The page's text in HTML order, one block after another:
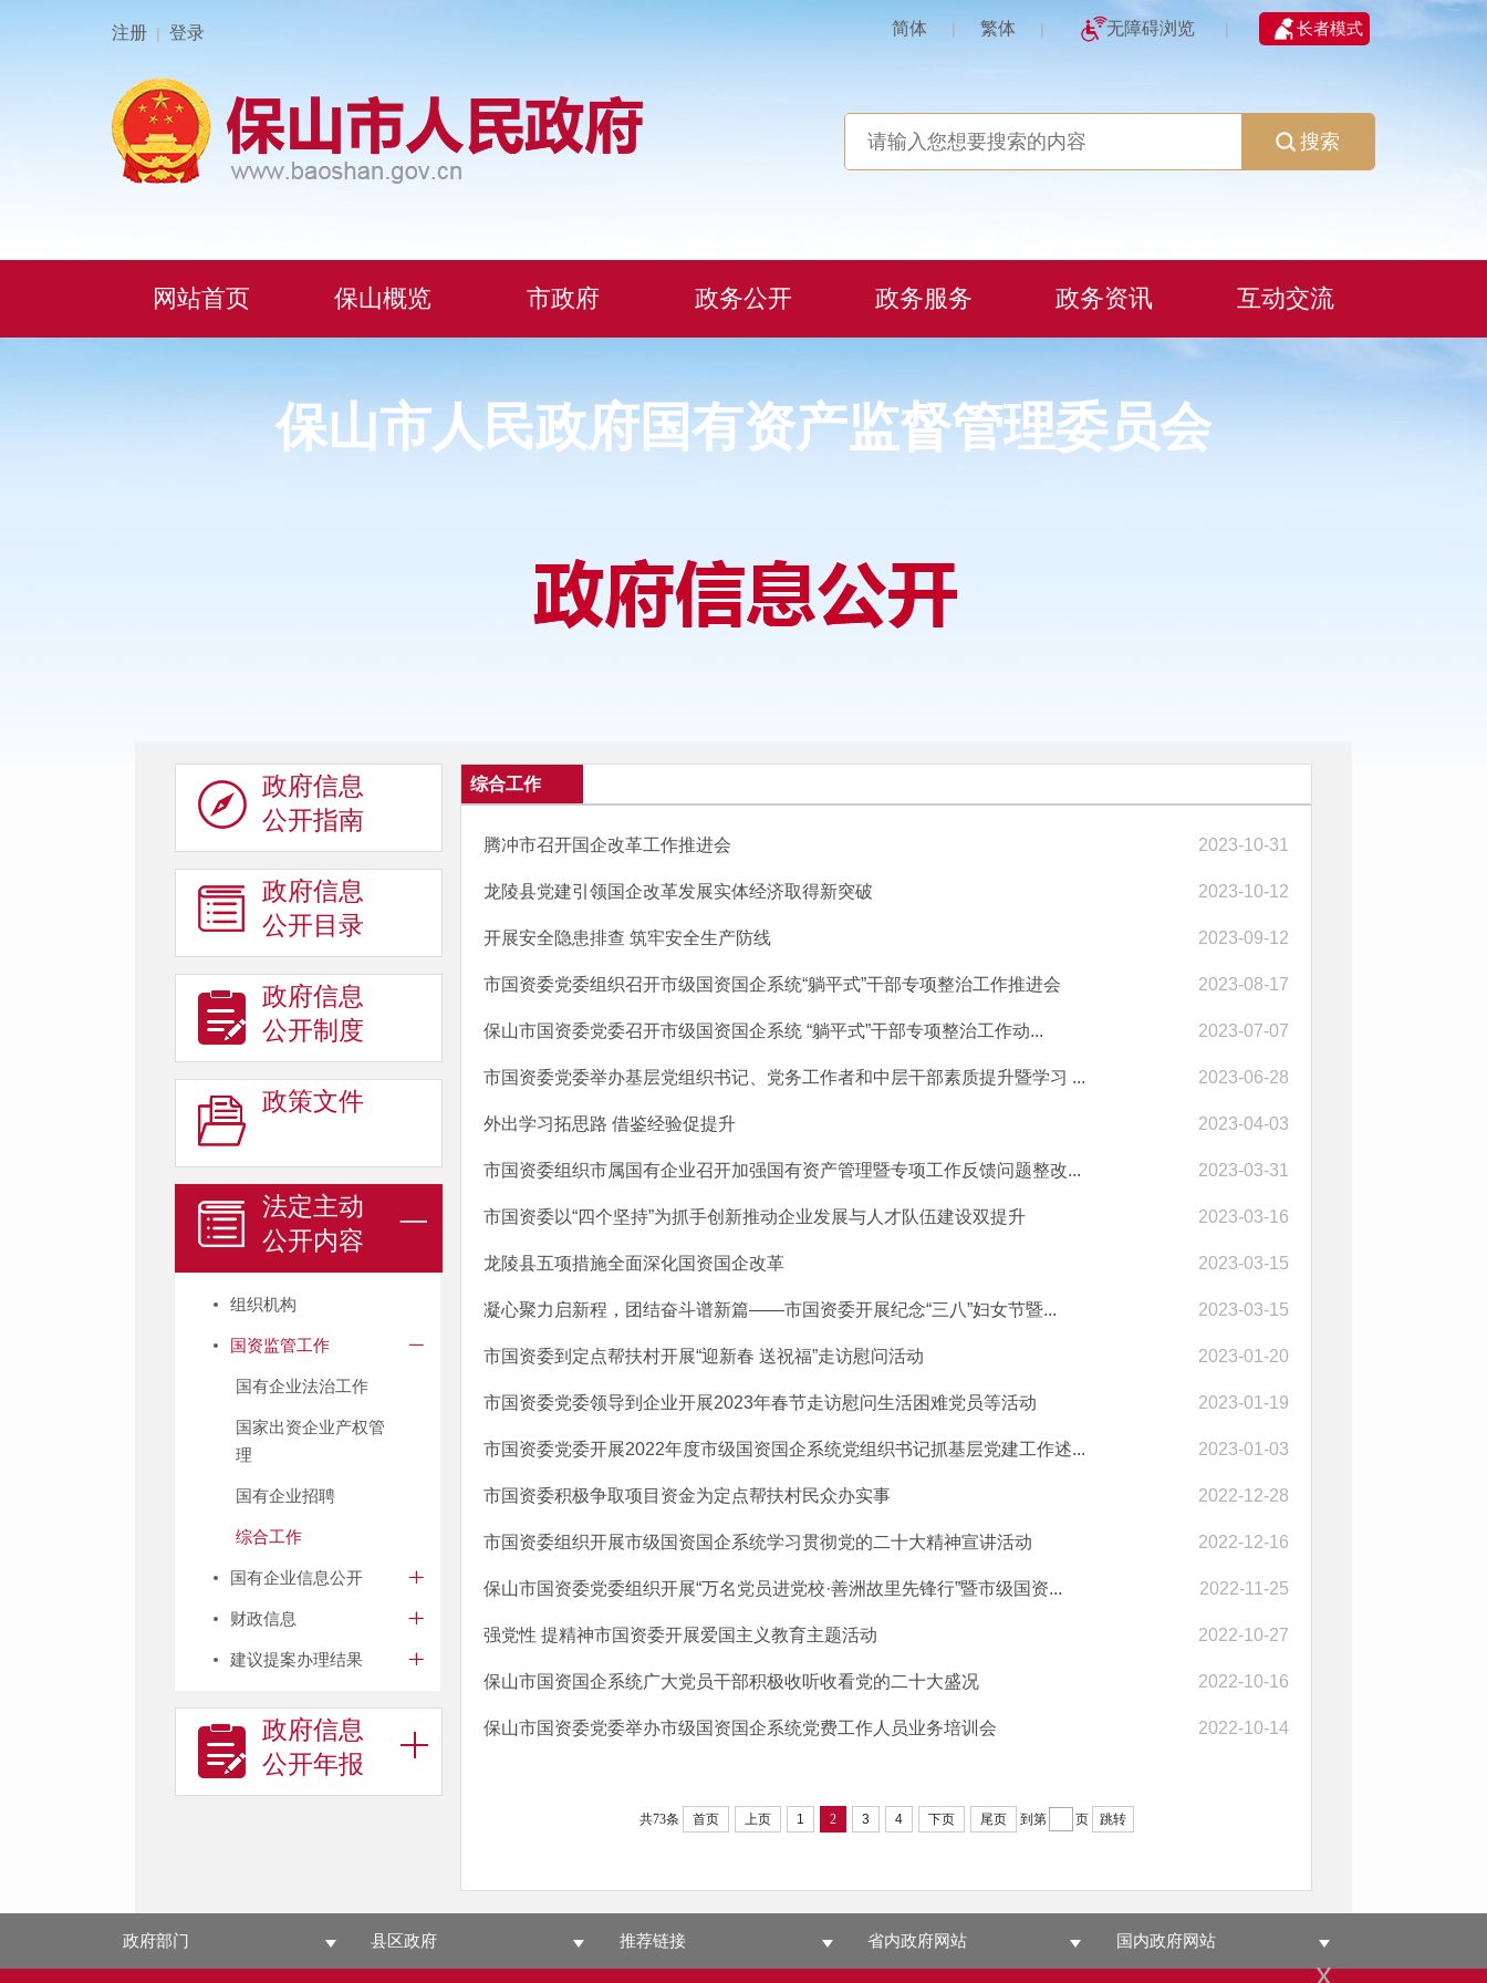
注册 | 登录 简体 | 繁体 | 无障碍浏览 | 长者模式
x
搜索
网站首页 保山概览 市政府 政务公开 政务服务 政务资讯 互动交流
保山市人民政府国有资产监督管理委员会
政府信息
公开指南
政府信息
公开目录
政府信息
公开制度
政策文件
法定主动
公开内容
组织机构
国资监管工作
国有企业法治工作
国家出资企业产权管
理
国有企业招聘
综合工作
国有企业信息公开
财政信息
建议提案办理结果
政府信息
公开年报
综合工作
腾冲市召开国企改革工作推进会 2023-10-31
龙陵县党建引领国企改革发展实体经济取得新突破 2023-10-12
开展安全隐患排查 筑牢安全生产防线 2023-09-12
市国资委党委组织召开市级国资国企系统“躺平式”干部专项整治工作推进会 2023-08-17
保山市国资委党委召开市级国资国企系统 “躺平式”干部专项整治工作动... 2023-07-07
市国资委党委举办基层党组织书记、党务工作者和中层干部素质提升暨学习 ... 2023-06-28
外出学习拓思路 借鉴经验促提升 2023-04-03
市国资委组织市属国有企业召开加强国有资产管理暨专项工作反馈问题整改... 2023-03-31
市国资委以“四个坚持”为抓手创新推动企业发展与人才队伍建设双提升 2023-03-16
龙陵县五项措施全面深化国资国企改革 2023-03-15
凝心聚力启新程，团结奋斗谱新篇——市国资委开展纪念“三八”妇女节暨... 2023-03-15
市国资委到定点帮扶村开展“迎新春 送祝福”走访慰问活动 2023-01-20
市国资委党委领导到企业开展2023年春节走访慰问生活困难党员等活动 2023-01-19
市国资委党委开展2022年度市级国资国企系统党组织书记抓基层党建工作述... 2023-01-03
市国资委积极争取项目资金为定点帮扶村民众办实事 2022-12-28
市国资委组织开展市级国资国企系统学习贯彻党的二十大精神宣讲活动 2022-12-16
保山市国资委党委组织开展“万名党员进党校·善洲故里先锋行”暨市级国资... 2022-11-25
强党性 提精神市国资委开展爱国主义教育主题活动 2022-10-27
保山市国资国企系统广大党员干部积极收听收看党的二十大盛况 2022-10-16
保山市国资委党委举办市级国资国企系统党费工作人员业务培训会 2022-10-14
共73条 首页 上页 1 2 3 4 下页 尾页 到第 页 跳转
政府部门 县区政府 推荐链接 省内政府网站 国内政府网站